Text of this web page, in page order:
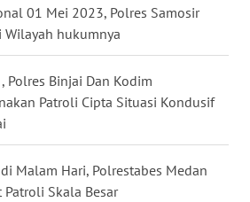
01 Mei 2023, Polres Samosir
Wilayah hukumnya
Polres Binjai Dan Kodim
Patroli Cipta Situasi Kondusif
Malam Hari, Polrestabes Medan
Skala Besar